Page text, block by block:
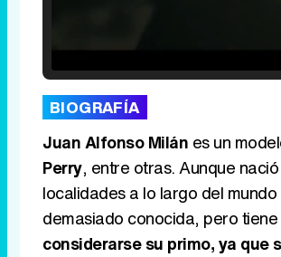
BIOGRAFÍA
Juan Alfonso Milán es un
Perry, entre otras. Aunque
localidades a lo largo del
demasiado conocida, pero
considerarse su primo, ya que